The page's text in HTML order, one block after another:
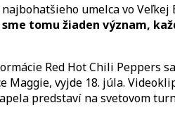
umelca vo
tomu žiaden význam,
Red Hot Chili Peppers
Maggie, vyjde 18. júla.
predstaví na svetovom